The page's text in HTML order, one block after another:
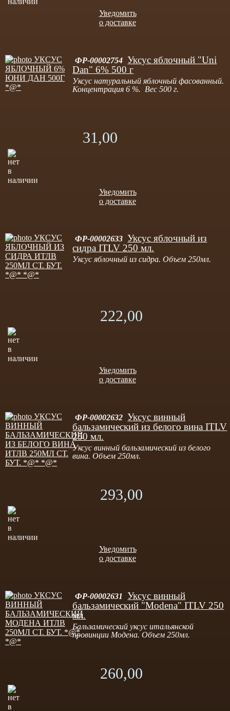
Уведомить
о доставке
ФР-00002754 Уксус яблочный "Uni
Dan" 6% 500 г
Уксус натуральный яблочный фасованный.
Концентрация 6 %. Вес 500 г.
31,00
Уведомить
о доставке
ФР-00002633 Уксус яблочный из
сидра ITLV 250 мл.
Уксус яблочный из сидра. Объем 250мл.
222,00
Уведомить
о доставке
ФР-00002632 Уксус винный
бальзамический из белого вина ITLV
250 мл.
Уксус винный бальзамический из белого
вина. Объем 250мл.
293,00
Уведомить
о доставке
ФР-00002631
Уксус винный
бальзамический "Modena" ITLV 250
мл.
Бальзамический уксус итальянской
провинции Модена. Объем 250мл.
260,00